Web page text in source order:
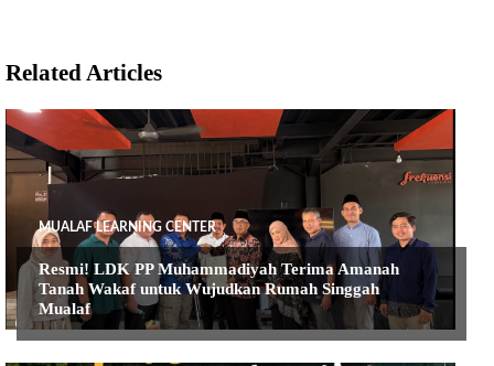
Related Articles
MUALAF LEARNING CENTER
Resmi! LDK PP Muhammadiyah Terima Amanah
Tanah Wakaf untuk Wujudkan Rumah Singgah
Mualaf